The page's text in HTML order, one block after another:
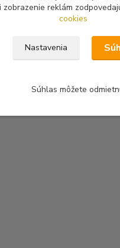
reklám
cookies
Nastavenia
Súhlas môžete